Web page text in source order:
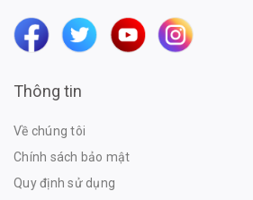
Thông tin
Về chúng tôi
Chính sách bảo mật
Quy định sử dụng